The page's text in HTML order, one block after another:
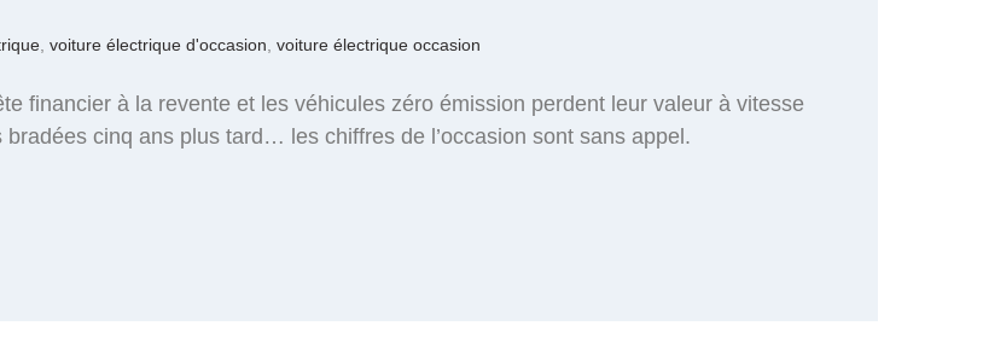
, voiture électrique d'occasion, voiture électrique occasion
financier à la revente et les véhicules zéro émission perdent leur valeur à vitesse
cinq ans plus tard… les chiffres de l’occasion sont sans appel.